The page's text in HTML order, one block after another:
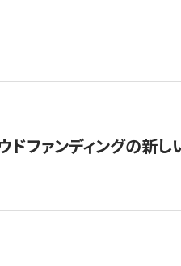
ファンディングの新し